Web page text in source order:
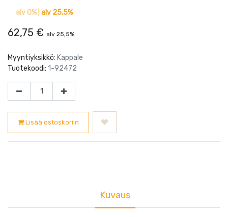
alv 0%| alv 25,5%
62,75 € alv 25,5%
Myyntiyksikkö: Kappale
Tuotekoodi: 1-92472
Lisää ostoskoriin
Kuvaus